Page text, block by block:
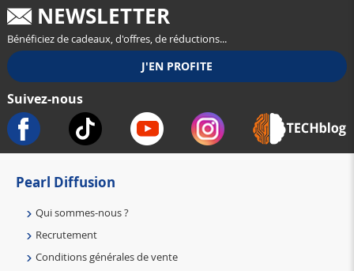
NEWSLETTER
Bénéficiez de cadeaux, d'offres, de réductions...
Suivez-nous
Pearl Diffusion
Qui sommes-nous ?
Recrutement
Conditions générales de vente